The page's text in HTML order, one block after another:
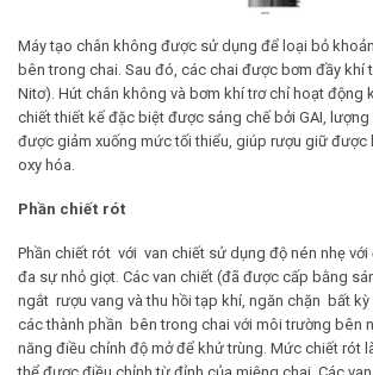
Máy tạo chân không được sử dụng để loại bỏ
bên trong chai. Sau đó, các chai được bơm đầy khí
Nitơ). Hút chân không và bơm khí trơ chỉ hoạt động
chiết thiết kế đặc biệt được sáng chế bởi GAI,
được giảm xuống mức tối thiểu, giúp rượu giữ được
oxy hóa.
Phần chiết rót
Phần chiết rót với van chiết sử dụng độ nén nhẹ
đa sự nhỏ giọt. Các van chiết (đã được cấp bằng
ngắt rượu vang và thu hồi tạp khí, ngăn chặn bất
các thành phần bên trong chai với môi trường bên
năng điều chỉnh độ mở để khử trùng. Mức chiết rót